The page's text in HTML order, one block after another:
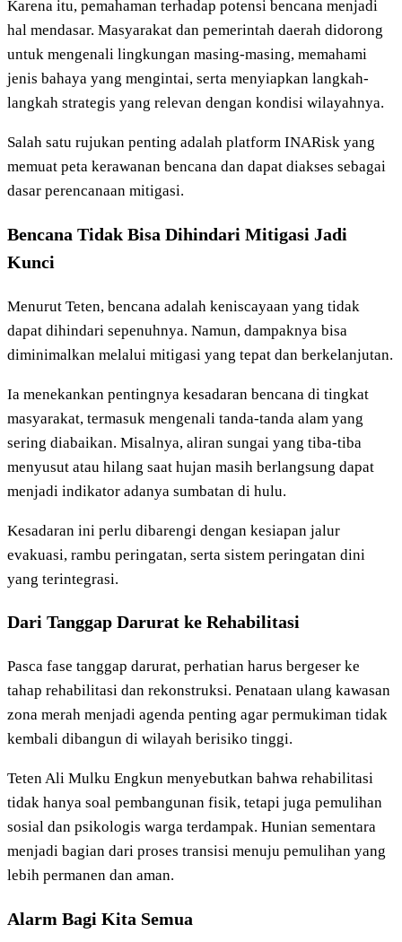
Karena itu, pemahaman terhadap potensi bencana menjadi
hal mendasar. Masyarakat dan pemerintah daerah didorong
untuk mengenali lingkungan masing-masing, memahami
jenis bahaya yang mengintai, serta menyiapkan langkah-
langkah strategis yang relevan dengan kondisi wilayahnya.
Salah satu rujukan penting adalah platform INARisk yang
memuat peta kerawanan bencana dan dapat diakses sebagai
dasar perencanaan mitigasi.
Bencana Tidak Bisa Dihindari Mitigasi Jadi
Kunci
Menurut Teten, bencana adalah keniscayaan yang tidak
dapat dihindari sepenuhnya. Namun, dampaknya bisa
diminimalkan melalui mitigasi yang tepat dan berkelanjutan.
Ia menekankan pentingnya kesadaran bencana di tingkat
masyarakat, termasuk mengenali tanda-tanda alam yang
sering diabaikan. Misalnya, aliran sungai yang tiba-tiba
menyusut atau hilang saat hujan masih berlangsung dapat
menjadi indikator adanya sumbatan di hulu.
Kesadaran ini perlu dibarengi dengan kesiapan jalur
evakuasi, rambu peringatan, serta sistem peringatan dini
yang terintegrasi.
Dari Tanggap Darurat ke Rehabilitasi
Pasca fase tanggap darurat, perhatian harus bergeser ke
tahap rehabilitasi dan rekonstruksi. Penataan ulang kawasan
zona merah menjadi agenda penting agar permukiman tidak
kembali dibangun di wilayah berisiko tinggi.
Teten Ali Mulku Engkun menyebutkan bahwa rehabilitasi
tidak hanya soal pembangunan fisik, tetapi juga pemulihan
sosial dan psikologis warga terdampak. Hunian sementara
menjadi bagian dari proses transisi menuju pemulihan yang
lebih permanen dan aman.
Alarm Bagi Kita Semua